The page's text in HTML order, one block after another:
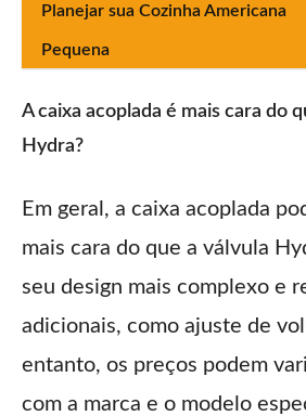
Planejar sua Cozinha Americana
Pequena
A caixa acoplada é mais cara do
Hydra?
Em geral, a caixa acoplada
mais cara do que a válvula
seu design mais complexo e
adicionais, como ajuste de
entanto, os preços podem
com a marca e o modelo